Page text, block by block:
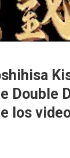
Double
los